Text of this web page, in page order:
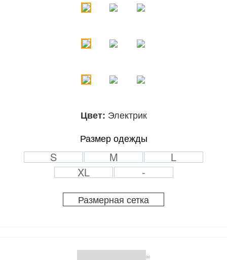
Цвет: Электрик
Размер одежды
S M
L
XL
-
Размерная сетка
(0)